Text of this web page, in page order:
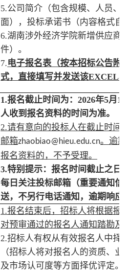
5.公司简介（包含规模、人员、
面），投标承诺书（内容格式自
6.湖南涉外经济学院新增供应商
件）。
7.电子报名表（按本招标公告附
式，直接填写并发送该EXCEL
1.报名截止时间为： 2026年5月 17
人收到报名资料的时间为准。
2.请有意向的投标人在截止时间
邮箱zhaobiao@hieu.edu.cn。 逾期
报名资料的，不予受理。
3.特别提示： 报名时间截止之日
每日关注投标邮箱（重要通知信
送，不另行电话通知 ， 逾期响应
1.报名结束后， 招标人将根据报
对预审通过的报名人通知踏勘及
2.招标人有权从有效报名人中择
（招标人将对报名人的资质、
及市场认可度等方面择优评定。